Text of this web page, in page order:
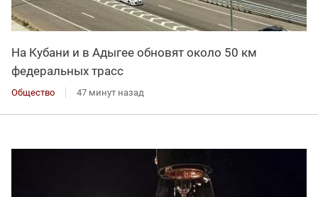
На Кубани и в Адыгее обновят около 50 км
федеральных трасс
Общество 47 минут назад